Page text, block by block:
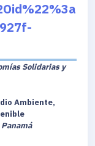
Solidarias y
Ambiente,